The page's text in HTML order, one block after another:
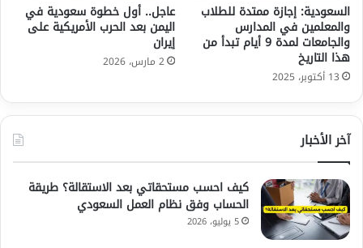
السعودية: إجازة ممتدة للطلاب
والمعلمين في المدارس
والجامعات لمدة 9 أيام تبدأ من
هذا التاريخ
13 أكتوبر، 2025
عاجل.. أول خطوة سعودية في
اليمن بعد الحرب الأمريكية على
إيران
2 مارس، 2026
آخر الأخبار
كيف احسب مستحقاتي بعد الاستقالة؟ طريقة
الحساب وفق نظام العمل السعودي
5 يوليو، 2026